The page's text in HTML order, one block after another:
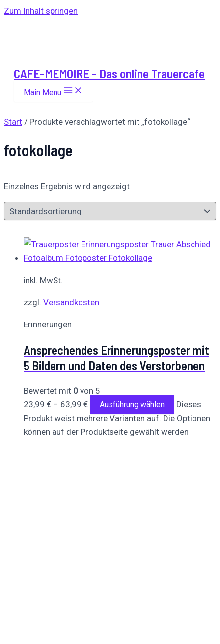
Zum Inhalt springen
CAFE-MEMOIRE - Das online Trauercafe
Main Menu
Start / Produkte verschlagwortet mit „fotokollage“
fotokollage
Einzelnes Ergebnis wird angezeigt
inkl. MwSt.
zzgl. Versandkosten
Erinnerungen
Ansprechendes Erinnerungsposter mit
5 Bildern und Daten des Verstorbenen
Bewertet mit 0 von 5
23,99 € – 63,99 € Ausführung wählen
Dieses
Produkt weist mehrere Varianten auf. Die Optionen
können auf der Produktseite gewählt werden